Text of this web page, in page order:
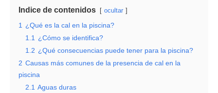
Indice de contenidos ocultar
1 ¿Qué es la cal en la piscina?
1.1 ¿Cómo se identifica?
1.2 ¿Qué consecuencias puede tener para la piscina?
2 Causas más comunes de la presencia de cal en la
piscina
2.1 Aguas duras